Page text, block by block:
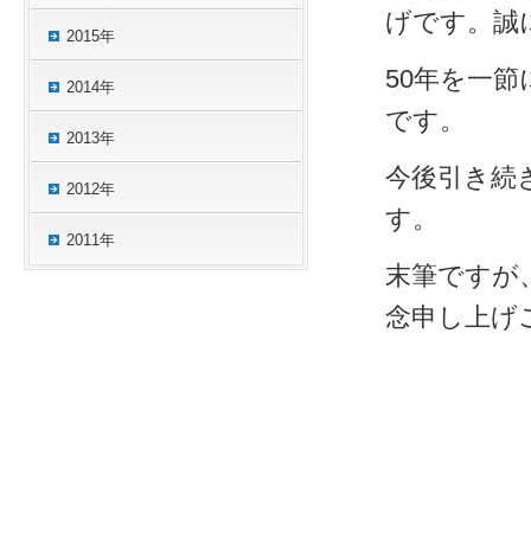
げです。誠
50年を一節
です。
今後引き続
す。
末筆ですが
念申し上げ
2015年
2014年
2013年
2012年
2011年